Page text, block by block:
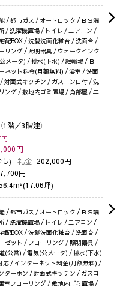
/ 都市ガス / オートロック / ＢＳ端
/ 洗濯機置場 / トイレ / エアコン /
配BOX / 洗髪洗面化粧台 / 洗面台 /
リング / 照明器具 / ウォークインク
メータ) / 排水(下水) / 駐輪場 / Ｂ
ネット料金(月額無料) / 浴室 / 洗面
対面式キッチン / ガスコンロ付 / 洗
ング / 敷地内ゴミ置場 / 角部屋 / 二
（1階／3階建）
円
) 礼金 202,000円
7,700円
坪)
/ 都市ガス / オートロック / ＢＳ端
/ 洗濯機置場 / トイレ / エアコン /
配BOX / 洗髪洗面化粧台 / 洗面台 /
ゼット / フローリング / 照明器具 /
(公営) / 電気(公メータ) / 排水(下水)
/ インターネット料金(月額無料) /
ーホン / 対面式キッチン / ガスコ
室フローリング / 敷地内ゴミ置場 /